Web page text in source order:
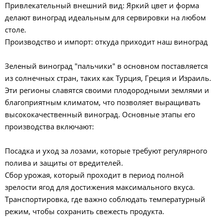
Привлекательный внешний вид: Яркий цвет и форма
делают виноград идеальным для сервировки на любом
столе.
Производство и импорт: откуда приходит наш виноград
Зеленый виноград "пальчики" в основном поставляется
из солнечных стран, таких как Турция, Греция и Израиль.
Эти регионы славятся своими плодородными землями и
благоприятным климатом, что позволяет выращивать
высококачественный виноград. Основные этапы его
производства включают:
Посадка и уход за лозами, которые требуют регулярного
полива и защиты от вредителей.
Сбор урожая, который проходит в период полной
зрелости ягод для достижения максимального вкуса.
Транспортировка, где важно соблюдать температурный
режим, чтобы сохранить свежесть продукта.